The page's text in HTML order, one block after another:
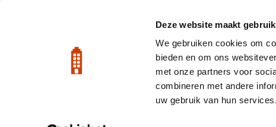
Deze website maakt
We gebruiken cookies om
bieden en om ons
met onze partners voor
combineren met andere
uw gebruik van hun services.
City Center: Average price per square meter €9,639 in July 2026